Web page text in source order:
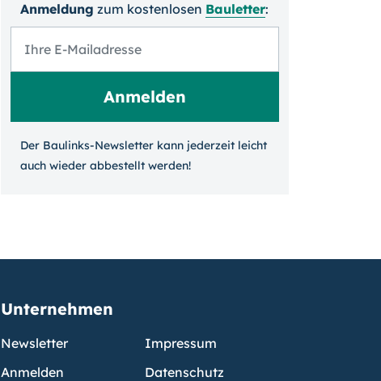
Anmeldung zum kosten­losen Bauletter:
Der Baulinks-Newsletter kann jeder­zeit leicht
auch wieder ab­bestellt werden!
Unternehmen
Newsletter
Anmelden
Impressum
Datenschutz